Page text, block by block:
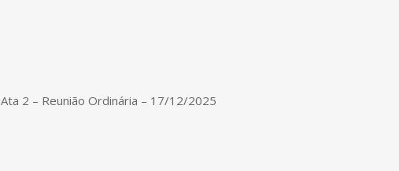
Ata 2 – Reunião Ordinária – 17/12/2025